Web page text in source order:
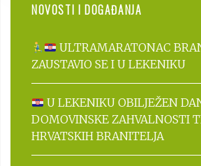
NOVOSTI I DOGAĐANJA
ULTRAMARATONAC
ZAUSTAVIO SE I U LEKENIKU
U LEKENIKU OBILJEŽEN
DOMOVINSKE ZAHVALNOSTI
HRVATSKIH BRANITELJA